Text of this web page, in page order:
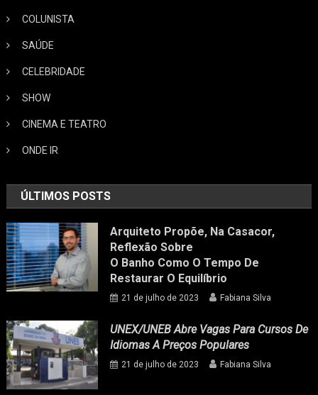
COLUNISTA
SAÚDE
CELEBRIDADE
SHOW
CINEMA E TEATRO
ONDE IR
ÚLTIMOS POSTS
Arquiteto Propõe, Na Casacor,
Reflexão Sobre
O Banho Como O Tempo De
Restaurar O Equilíbrio
21 de julho de 2023 Fabiana Silva
UNEX/UNEB Abre Vagas Para Cursos De
Idiomas A Preços Populares
21 de julho de 2023 Fabiana Silva